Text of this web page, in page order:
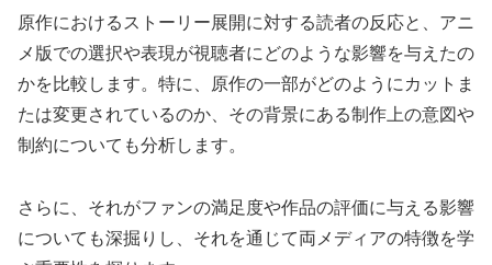
原作におけるストーリー展開に対する読者の反応と、アニ
メ版での選択や表現が視聴者にどのような影響を与えたの
かを比較します。特に、原作の一部がどのようにカットま
たは変更されているのか、その背景にある制作上の意図や
制約についても分析します。
さらに、それがファンの満足度や作品の評価に与える影響
についても深掘りし、それを通じて両メディアの特徴を学